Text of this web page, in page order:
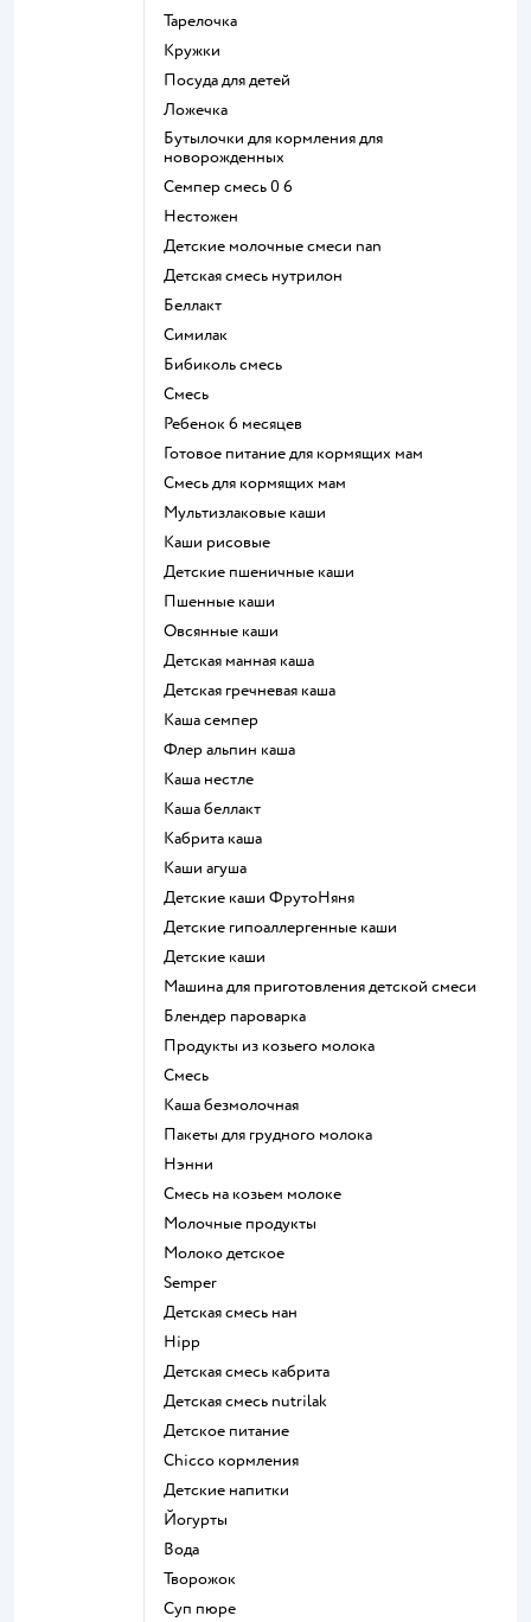
тарелочка
кружки
посуда для детей
ложечка
бутылочки для кормления для
новорожденных
семпер смесь 0 6
нестожен
Детские молочные смеси nan
детская смесь нутрилон
беллакт
симилак
бибиколь смесь
смесь
ребенок 6 месяцев
готовое питание для кормящих мам
смесь для кормящих мам
Мультизлаковые каши
Каши рисовые
Детские пшеничные каши
Пшенные каши
овсянные каши
детская манная каша
детская гречневая каша
каша семпер
флер альпин каша
каша нестле
каша беллакт
кабрита каша
каши агуша
Детские каши ФрутоНяня
Детские гипоаллергенные каши
детские каши
машина для приготовления детской смеси
блендер пароварка
продукты из козьего молока
смесь
каша безмолочная
пакеты для грудного молока
нэнни
смесь на козьем молоке
молочные продукты
молоко детское
semper
детская смесь нан
hipp
детская смесь кабрита
детская смесь nutrilak
детское питание
chicco кормления
детские напитки
йогурты
Вода
творожок
суп пюре